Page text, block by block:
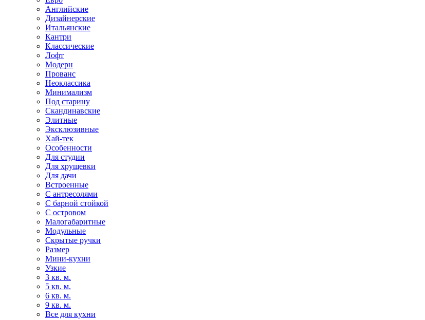
Английские
Дизайнерские
Итальянские
Кантри
Классические
Лофт
Модерн
Прованс
Неоклассика
Минимализм
Под старину
Скандинавские
Элитные
Эксклюзивные
Хай-тек
Особенности
Для студии
Для хрущевки
Для дачи
Встроенные
С антресолями
С барной стойкой
С островом
Малогабаритные
Модульные
Скрытые ручки
Размер
Мини-кухни
Узкие
3 кв. м.
5 кв. м.
6 кв. м.
9 кв. м.
Все для кухни